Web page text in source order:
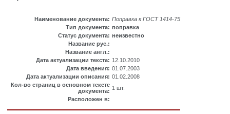
Наименование документа: Поправка к ГОСТ 1414-75
Тип документа: поправка
Статус документа: неизвестно
Название рус.:
Название англ.:
Дата актуализации текста: 12.10.2010
Дата введения: 01.07.2003
Дата актуализации описания: 01.02.2008
Кол-во страниц в основном тексте
документа: 1 шт.
Расположен в: